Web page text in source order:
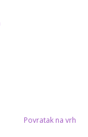
Povratak na vrh